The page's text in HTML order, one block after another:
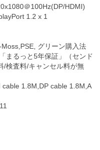
＠100Hz(DP/HDMI)
1.2 x 1
グリーン購入法
まるっと5年保証」（センド
/検査料/キャンセル料が無
1.8M,DP cable 1.8M,A